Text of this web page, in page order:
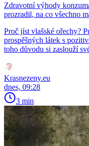
Zdravotní výhody
prozradil, na co všechno
Proč jíst vlašské ořechy?
prospěšných látek s
toho důvodu si zaslouží
Krasnezeny.eu
dnes, 09:28
3 min